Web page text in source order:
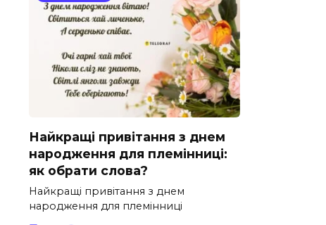
Найкращі привітання з днем
народження для племінниці:
як обрати слова?
Найкращі привітання з днем
народження для племінниці